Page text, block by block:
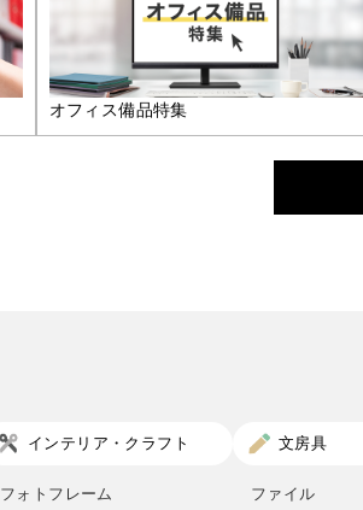
オフィス備品特集
インテリア・クラフト
フォトフレーム
文房具
ファイル